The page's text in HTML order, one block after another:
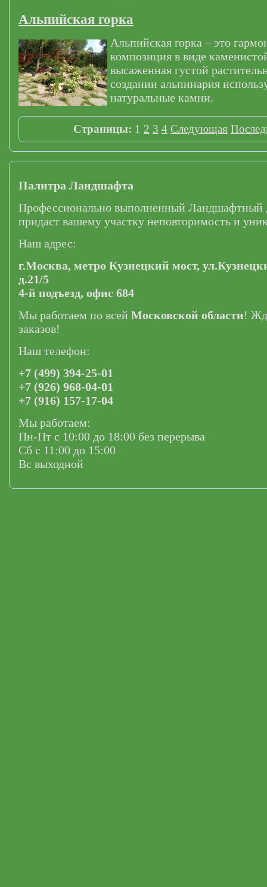
Альпийская горка
Альпийская горка – это
композиция в виде
высаженная густой
создании альпинария
натуральные камни.
Страницы: 1 2 3 4 Следующая
Палитра Ландшафта
Профессионально выполненный Ландшафтный
придаст вашему участку неповторимость и
Наш адрес:
г.Москва, метро Кузнецкий мост,
д.21/5
4-й подъезд, офис 684
Мы работаем по всей Московской области!
заказов!
Наш телефон:
+7 (499) 394-25-01
+7 (926) 968-04-01
+7 (916) 157-17-04
Мы работаем:
Пн-Пт с 10:00 до 18:00 без перерыва
Сб с 11:00 до 15:00
Вс выходной